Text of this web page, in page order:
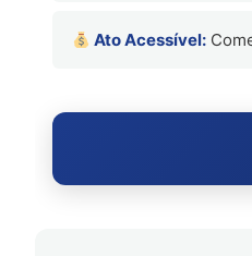
Ato Acessível: